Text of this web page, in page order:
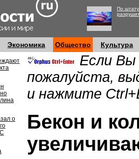
По
Экономика Общество Культура
о
Если Вы
пожалуйста,
и нажмите
Бекон и